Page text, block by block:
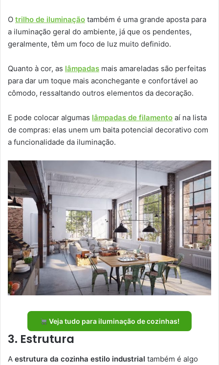
O trilho de iluminação também é uma grande aposta para
a iluminação geral do ambiente, já que os pendentes,
geralmente, têm um foco de luz muito definido.
Quanto à cor, as lâmpadas mais amareladas são perfeitas
para dar um toque mais aconchegante e confortável ao
cômodo, ressaltando outros elementos da decoração.
E pode colocar algumas lâmpadas de filamento aí na lista
de compras: elas unem um baita potencial decorativo com
a funcionalidade da iluminação.
Veja tudo para iluminação de cozinhas!
3. Estrutura
A estrutura da cozinha estilo industrial também é algo